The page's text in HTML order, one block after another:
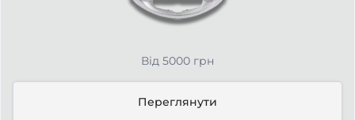
Від 5000 грн
Переглянути